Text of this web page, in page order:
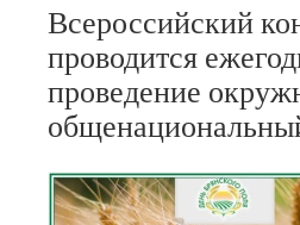
Всероссийский
проводится
проведение